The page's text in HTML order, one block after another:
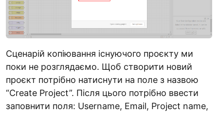
Сценарій копіювання існуючого проєкту ми
поки не розглядаємо. Щоб створити новий
проєкт потрібно натиснути на поле з назвою
“Create Project”. Після цього потрібно ввести
заповнити поля: Username, Email, Project name,